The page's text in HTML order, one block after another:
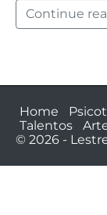
Continue
Home
Talentos
© 2026 -